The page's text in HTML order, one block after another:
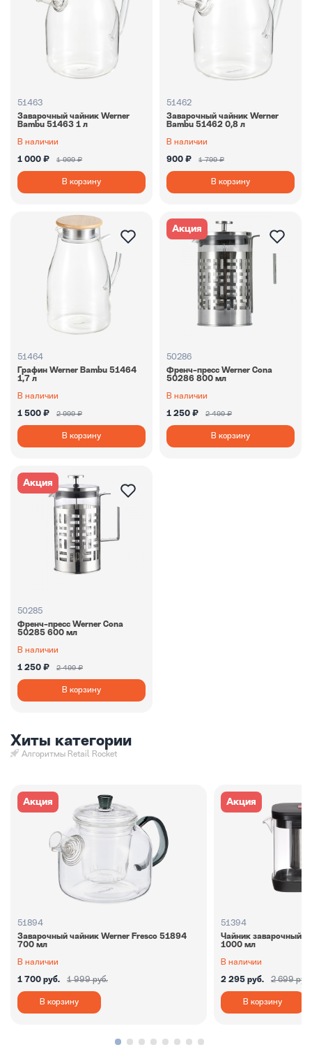
51463
Заварочный чайник Werner
Bambu 51463 1 л
В наличии
1 000 ₽ 1 999 ₽
В корзину
51462
Заварочный чайник Werner
Bambu 51462 0,8 л
В наличии
900 ₽ 1 799 ₽
В корзину
51464
Графин Werner Bambu 51464
1,7 л
В наличии
1 500 ₽ 2 999 ₽
В корзину
Акция
50286
Френч-пресс Werner Cona
50286 800 мл
В наличии
1 250 ₽ 2 499 ₽
В корзину
Акция
50285
Френч-пресс Werner Cona
50285 600 мл
В наличии
1 250 ₽ 2 499 ₽
В корзину
Хиты категории
Алгоритмы Retail Rocket
Акция
51894
Заварочный чайник Werner Fresco 51894
700 мл
В наличии
1 700 руб. 1 999 руб.
В корзину
Акция
51394
Чайник заварочный
1000 мл
В наличии
2 295 руб. 2 699 руб.
В корзину